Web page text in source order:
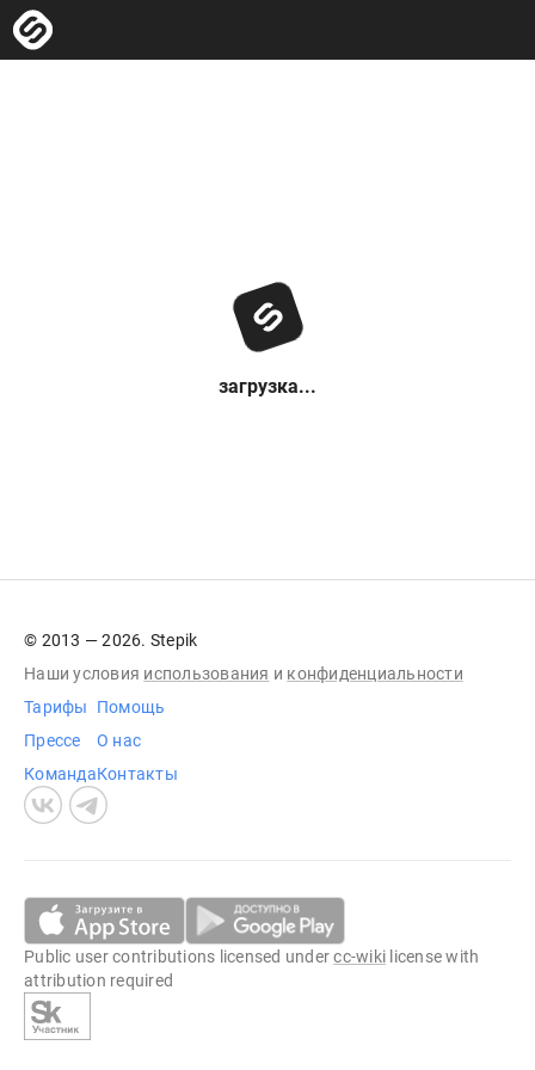
загрузка...
© 2013 — 2026. Stepik
Наши условия использования и конфиденциальности
Тарифы
Прессе
Команда
Помощь
О нас
Контакты
Public user contributions licensed undercc-wiki license with
attribution required